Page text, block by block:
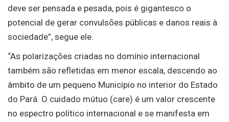
deve ser pensada e pesada, pois é gigantesco o
potencial de gerar convulsões públicas e danos reais à
sociedade”, segue ele.
“As polarizações criadas no domínio internacional
também são refletidas em menor escala, descendo ao
âmbito de um pequeno Município no interior do Estado
do Pará. O cuidado mútuo (care) é um valor crescente
no espectro político internacional e se manifesta em